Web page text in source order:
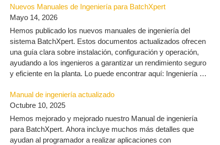
Nuevos Manuales de Ingeniería para BatchXpert
Mayo 14, 2026
Hemos publicado los nuevos manuales de ingeniería del
sistema BatchXpert. Estos documentos actualizados ofrecen
una guía clara sobre instalación, configuración y operación,
ayudando a los ingenieros a garantizar un rendimiento seguro
y eficiente en la planta. Lo puede encontrar aquí: Ingeniería –
Manual de ingeniería actualizado
Octubre 10, 2025
Hemos mejorado y mejorado nuestro Manual de ingeniería
para BatchXpert. Ahora incluye muchos más detalles que
ayudan al programador a realizar aplicaciones con